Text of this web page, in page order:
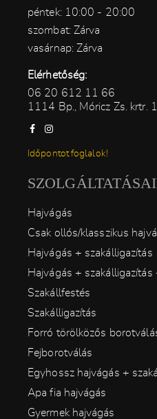
péntek: 10:00 - 20:00
szombat: Zárva
vasárnap: Zárva
Elérhetőség:
06 20 612 11 66
1114 Bp., Móricz Zs. krtr.
Időpontot foglalok!
Hajvágás
Csak ollós/klasszikus
Hajvágás + szakálligazítás
Hajvágás + szakálligazítás
Szakállfestés
Szakálligazítás
Forró törölközős
Fejborotválás
Egyhossz hajvágás +
Apa fia hajvágás
Gyermek hajvágás